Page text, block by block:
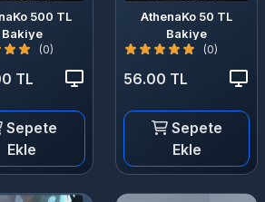
500 TL
Bakiye
(0)
TL
Sepete
Ekle
AthenaKo 50 TL
Bakiye
(0)
56.00 TL
Sepete
Ekle